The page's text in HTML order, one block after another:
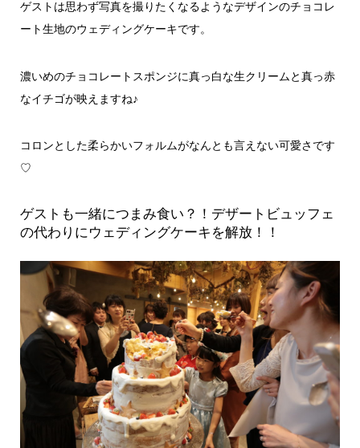
ゲストは思わず写真を撮りたくなるようなデザインのチョコレ
ート生地のウェディングケーキです。
濃いめのチョコレートスポンジに真っ白な生クリームと真っ赤
なイチゴが映えますね♪
コロンとした柔らかいフォルムがなんとも言えない可愛さです
♡
ゲストも一緒につまみ食い？！デザートビュッフェ
の代わりにウェディングケーキを解放！！